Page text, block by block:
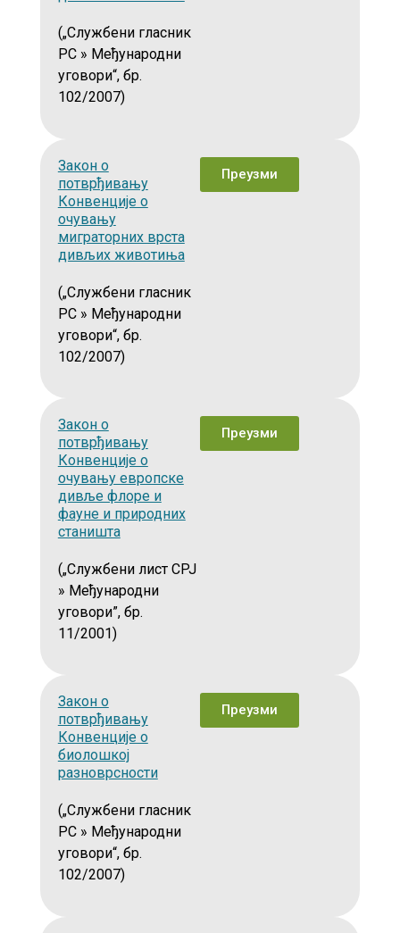
(„Службени гласник
РС » Међународни
уговори“, бр.
102/2007)
Закон о
потврђивању
Конвенције о
очувању
миграторних врста
дивљих животиња
(„Службени гласник
РС » Међународни
уговори“, бр.
102/2007)
Преузми
Закон о
потврђивању
Конвенције о
очувању европске
дивље флоре и
фауне и природних
станишта
(„Службени лист СРЈ
» Међународни
уговори”, бр.
11/2001)
Преузми
Закон о
потврђивању
Конвенције о
биолошкој
разноврсности
(„Службени гласник
РС » Међународни
уговори“, бр.
102/2007)
Преузми